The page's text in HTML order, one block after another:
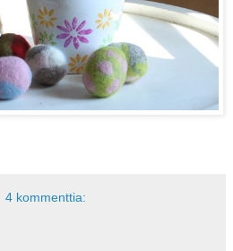
4 kommenttia: